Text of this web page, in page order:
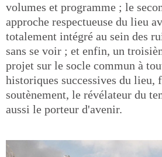
volumes et programme ; le
approche respectueuse du lieu
totalement intégré au sein des
sans se voir ; et enfin, un
projet sur le socle commun à
historiques successives du lieu,
soutènement, le révélateur du
aussi le porteur d'avenir.